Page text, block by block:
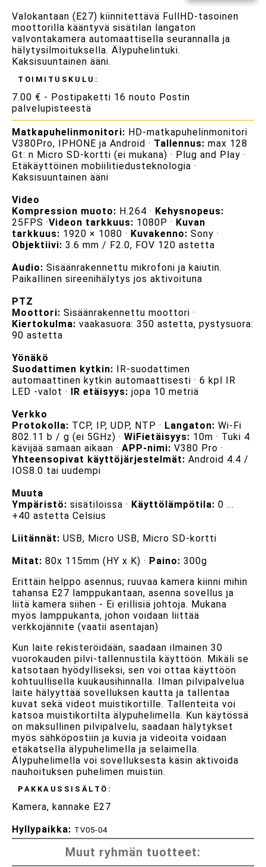
Valokantaan (E27) kiinnitettävä FullHD-tasoinen
moottorilla kääntyvä sisätilan langaton
valvontakamera automaattisella seurannalla ja
hälytysilmoituksella. Älypuhelintuki.
Kaksisuuntainen ääni.
TOIMITUSKULU:
7.00 € - Postipaketti 16 nouto Postin
palvelupisteestä
Matkapuhelinmonitori: HD-matkapuhelinmonitori
V380Pro, IPHONE ja Android · Tallennus: max 128
Gt: n Micro SD-kortti (ei mukana) · Plug and Play ·
Etäkäyttöinen mobiilitiedusteknologia ·
Kaksisuuntainen ääni
Video
Kompression muoto: H.264 · Kehysnopeus:
25FPS ·Videon tarkkuus: 1080P · Kuvan
tarkkuus: 1920 × 1080 · Kuvakenno: Sony ·
Objektiivi: 3.6 mm / F2.0, FOV 120 astetta
Audio: Sisäänrakennettu mikrofoni ja kaiutin.
Paikallinen sireenihälytys jos aktivoituna
PTZ
Moottori: Sisäänrakennettu moottori ·
Kiertokulma: vaakasuora: 350 astetta, pystysuora:
90 astetta
Yönäkö
Suodattimen kytkin: IR-suodattimen
automaattinen kytkin automaattisesti · 6 kpl IR
LED -valot · IR etäisyys: jopa 10 metriä
Verkko
Protokolla: TCP, IP, UDP, NTP · Langaton: Wi-Fi
802.11 b / g (ei 5GHz) · WiFietäisyys: 10m · Tuki 4
kävijää samaan aikaan · APP-nimi: V380 Pro ·
Yhteensopivat käyttöjärjestelmät: Android 4.4 /
IOS8.0 tai uudempi
Muuta
Ympäristö: sisätiloissa · Käyttölämpötila: 0 ...
+40 astetta Celsius
Liitännät: USB, Micro USB, Micro SD-kortti
Mitat: 80x 115mm (HY x K) · Paino: 300g
Erittäin helppo asennus; ruuvaa kamera kiinni mihin
tahansa E27 lamppukantaan, asenna sovellus ja
liitä kamera siihen - Ei erillisiä johtoja. Mukana
myös lamppukanta, johon voidaan liittää
verkkojännite (vaatii asentajan)
Kun laite rekisteröidään, saadaan ilmainen 30
vuorokauden pilvi-tallennustila käyttöön. Mikäli se
katsotaan hyödylliseksi, sen voi ottaa käyttöön
kohtuullisella kuukausihinnalla. Ilman pilvipalvelua
laite hälyyttää sovelluksen kautta ja tallentaa
kuvat sekä videot muistikortille. Tallenteita voi
katsoa muistikortilta älypuhelimella. Kun käytössä
on maksullinen pilvipalvelu, saadaan hälytykset
myös sähköpostiin ja kuvia ja videoita voidaan
etäkatsella älypuhelimella ja selaimella.
Älypuhelimella voi sovelluksesta käsin aktivoida
nauhoituksen puhelimen muistiin.
PAKKAUSSISÄLTÖ:
Kamera, kannake E27
Hyllypaikka: TV05-04
Muut ryhmän tuotteet: